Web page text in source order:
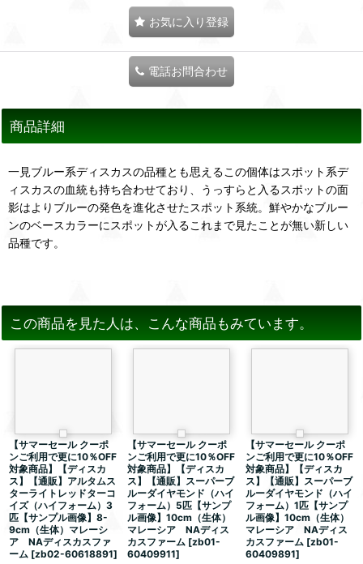
お気に入り登録
電話お問合わせ
商品詳細
一見ブルー系ディスカスの品種とも思えるこの個体はスポット系デ
ィスカスの血統も持ち合わせており、うっすらと入るスポットの面
影はよりブルーの発色を進化させたスポット系統。鮮やかなブルー
ンのベースカラーにスポットが入るこれまで見たことが無い新しい
品種です。
この商品を見た人は、こんな商品もみています。
【サマーセール クーポ
ンご利用で更に10％OFF
対象商品】【ディスカ
ス】【通販】アルタムス
ターライトレッドターコ
イズ（ハイフォーム）3
匹【サンプル画像】8-
9cm（生体）マレーシ
ア NAディスカスファ
ーム [zb02-60618891]
【サマーセール クーポ
ンご利用で更に10％OFF
対象商品】【ディスカ
ス】【通販】スーパーブ
ルーダイヤモンド（ハイ
フォーム）5匹【サンプ
ル画像】10cm（生体）
マレーシア NAディス
カスファーム [zb01-
60409911]
【サマーセール クーポ
ンご利用で更に10％OFF
対象商品】【ディスカ
ス】【通販】スーパーブ
ルーダイヤモンド（ハイ
フォーム）1匹【サンプ
ル画像】10cm（生体）
マレーシア NAディス
カスファーム [zb01-
60409891]